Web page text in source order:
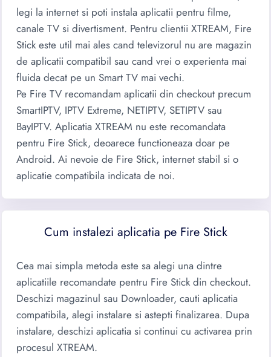
legi la internet si poti instala aplicatii pentru filme,
canale TV si divertisment. Pentru clientii XTREAM, Fire
Stick este util mai ales cand televizorul nu are magazin
de aplicatii compatibil sau cand vrei o experienta mai
fluida decat pe un Smart TV mai vechi.
Pe Fire TV recomandam aplicatii din checkout precum
SmartIPTV, IPTV Extreme, NETIPTV, SETIPTV sau
BayIPTV. Aplicatia XTREAM nu este recomandata
pentru Fire Stick, deoarece functioneaza doar pe
Android. Ai nevoie de Fire Stick, internet stabil si o
aplicatie compatibila indicata de noi.
Cum instalezi aplicatia pe Fire Stick
Cea mai simpla metoda este sa alegi una dintre
aplicatiile recomandate pentru Fire Stick din checkout.
Deschizi magazinul sau Downloader, cauti aplicatia
compatibila, alegi instalare si astepti finalizarea. Dupa
instalare, deschizi aplicatia si continui cu activarea prin
procesul XTREAM.